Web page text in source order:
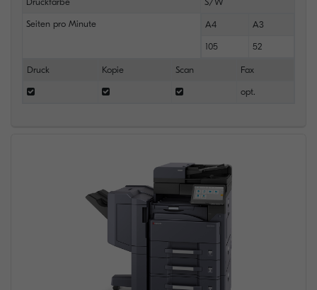
Seiten pro Minute A4 A3
105 52
Druck Kopie Scan Fax
opt.